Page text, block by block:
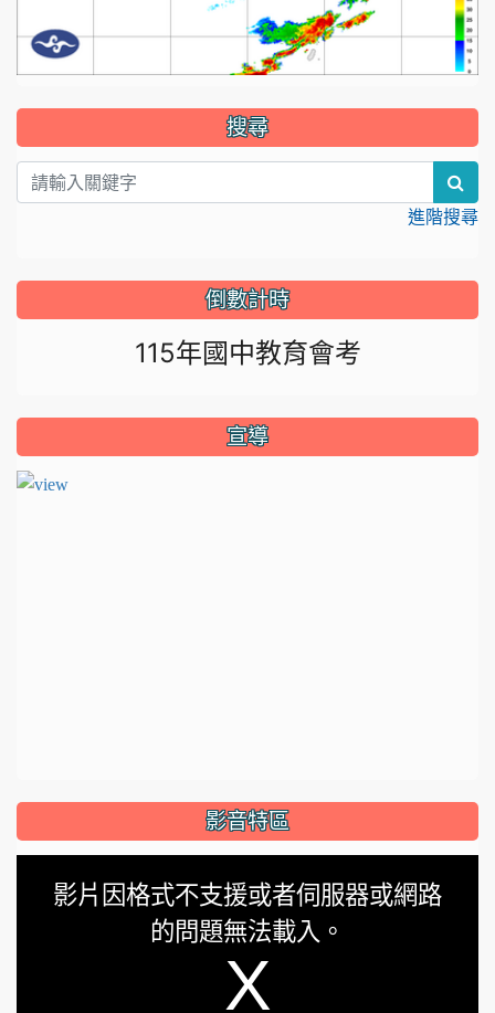
::: 搜尋
進階搜尋
倒數計時
115年國中教育會考
宣導
影音特區
影片因格式不支援或者伺服器或網路
的問題無法載入。